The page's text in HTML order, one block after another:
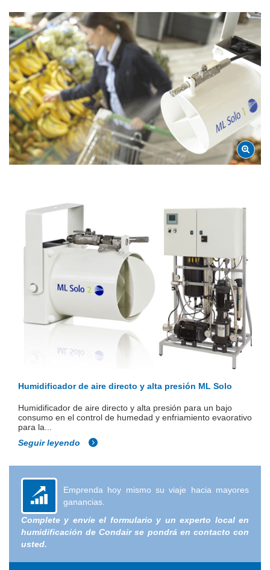
Humidificador de aire directo y alta presión ML Solo
Humidificador de aire directo y alta presión para un bajo
consumo en el control de humedad y enfriamiento evaorativo
para la...
Seguir leyendo
Emprenda hoy mismo su viaje hacia mayores
ganancias.
Complete y envíe el formulario y un experto local en
humidificación de Condair se pondrá en contacto con
usted.